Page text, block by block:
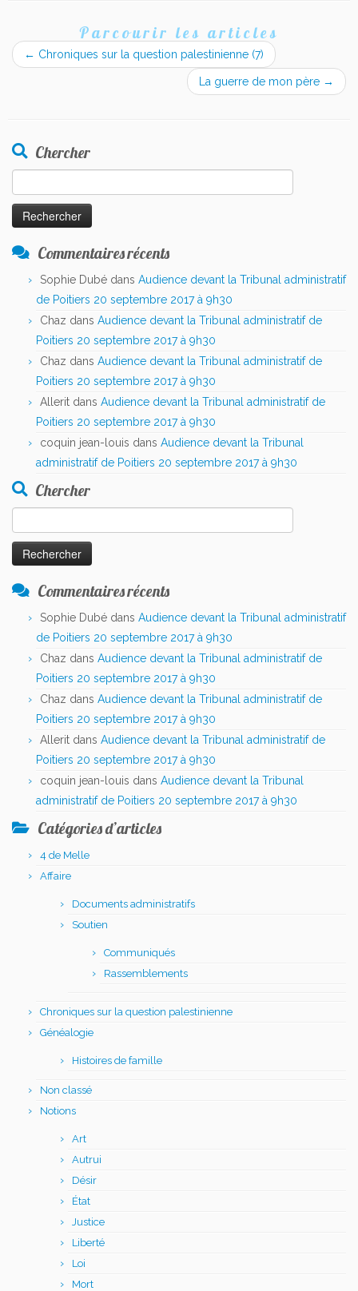
Parcourir les articles
← Chroniques sur la question palestinienne (7)
La guerre de mon père →
Chercher
Commentaires récents
Sophie Dubé dans Audience devant la Tribunal administratif
de Poitiers 20 septembre 2017 à 9h30
Chaz dans Audience devant la Tribunal administratif de
Poitiers 20 septembre 2017 à 9h30
Chaz dans Audience devant la Tribunal administratif de
Poitiers 20 septembre 2017 à 9h30
Allerit dans Audience devant la Tribunal administratif de
Poitiers 20 septembre 2017 à 9h30
coquin jean-louis dans Audience devant la Tribunal
administratif de Poitiers 20 septembre 2017 à 9h30
Chercher
Commentaires récents
Sophie Dubé dans Audience devant la Tribunal administratif
de Poitiers 20 septembre 2017 à 9h30
Chaz dans Audience devant la Tribunal administratif de
Poitiers 20 septembre 2017 à 9h30
Chaz dans Audience devant la Tribunal administratif de
Poitiers 20 septembre 2017 à 9h30
Allerit dans Audience devant la Tribunal administratif de
Poitiers 20 septembre 2017 à 9h30
coquin jean-louis dans Audience devant la Tribunal
administratif de Poitiers 20 septembre 2017 à 9h30
Catégories d’articles
4 de Melle
Affaire
Documents administratifs
Soutien
Communiqués
Rassemblements
Chroniques sur la question palestinienne
Généalogie
Histoires de famille
Non classé
Notions
Art
Autrui
Désir
État
Justice
Liberté
Loi
Mort